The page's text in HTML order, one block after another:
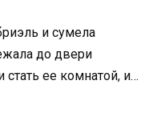
и сумела
до двери
ее комнатой, и…